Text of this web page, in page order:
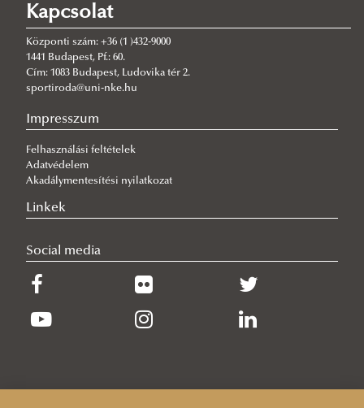
Intézkedéstaktika alszakosztály (Küzdősport szakosztály)
Judo alszakosztály (Küzdősport szakosztály)
Kendo alszakosztály (Küzdősport szakosztály)
Kosárlabda szakosztály
Futsal szakosztály
Labdarúgó szakosztály
Lovas szakosztály
Rendészeti kutyás szakosztály
Röplabda szakosztály
Tenisz szakosztály
Úszó Szakosztály
Kapcsolat
Központi szám: +36 (1 )432-9000
1441 Budapest, Pf.: 60.
Cím: 1083 Budapest, Ludovika tér 2.
sportiroda@uni-nke.hu
Impresszum
Felhasználási feltételek
Adatvédelem
Akadálymentesítési nyilatkozat
Linkek
Social media